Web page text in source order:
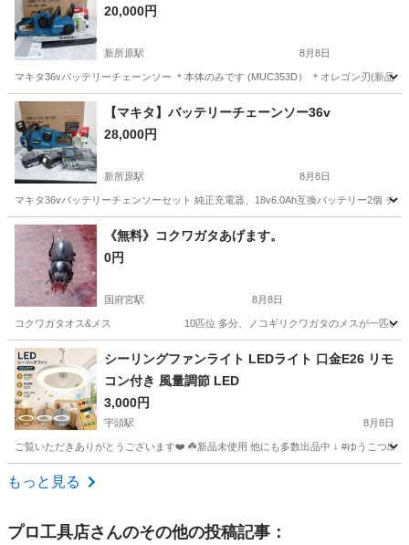
20,000円
新所原駅 8月8日
マキタ36vバッテリーチェーンソー ＊本体のみです (MUC353D） ＊オレゴン刃(新
愛知 豊橋市 新所原駅 その他 チェーンソー
【マキタ】バッテリーチェーンソー36v
28,000円
新所原駅 8月8日
マキタ36vバッテリーチェンソーセット 純正充電器、18v6.0Ah互換バッテリー2個
愛知 豊橋市 新所原駅 その他
《無料》コクワガタあげます。
0円
国府宮駅 8月8日
コクワガタオス&メス 10匹位 多分、ノコギリクワガタのメスが一匹いると
愛知 稲沢市 国府宮駅 コクワガタ
シーリングファンライト LEDライト 口金E26 リモ
コン付き 風量調節 LED
3,000円
宇頭駅 8月8日
ご覧いただきありがとうございます❤️ ☘️新品未使用 他にも多数出品中 ↓ #ゆうこつ出
愛知 安城市
もっと見る
プロ工具店さんのその他の投稿記事：